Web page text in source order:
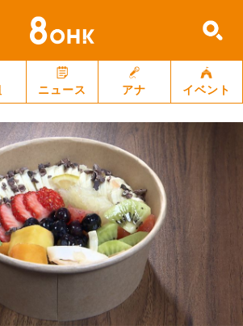
ニュース アナ イベント